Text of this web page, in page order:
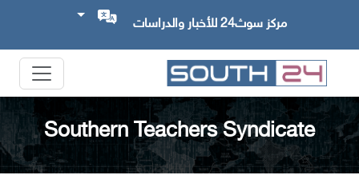
مركز سوث24 للأخبار والدراسات
Southern Teachers Syndicate